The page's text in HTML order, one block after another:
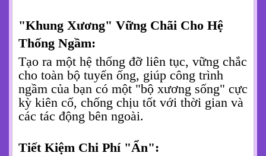
"Khung Xương" Vững Chãi Cho Hệ
Thống Ngầm:
Tạo ra một hệ thống đỡ liên tục, vững chắc
cho toàn bộ tuyến ống, giúp công trình
ngầm của bạn có một "bộ xương sống" cực
kỳ kiên cố, chống chịu tốt với thời gian và
các tác động bên ngoài.
Tiết Kiệm Chi Phí "Ẩn":